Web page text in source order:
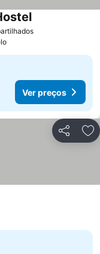
Ver preços
Partilhar